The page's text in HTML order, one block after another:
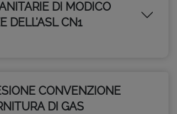
DI MODICO
DELL’ASL CN1
DI GAS